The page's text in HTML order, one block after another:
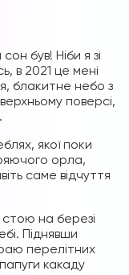
був! Ніби я зі
в 2021 це мені
блакитне небо з
поверсі,
якої поки
орла,
саме відчуття
на березі
Піднявши
перелітних
какаду